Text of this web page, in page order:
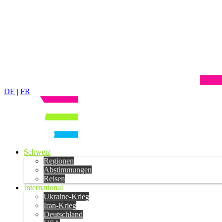
DE | FR
Schweiz
Regionen
Abstimmungen
Reisen
International
Ukraine-Krieg
Iran-Krieg
Deutschland